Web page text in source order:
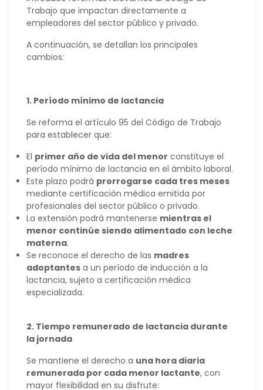
Trabajo que impactan directamente a
empleadores del sector público y privado.
A continuación, se detallan los principales
cambios:
1. Período mínimo de lactancia
Se reforma el artículo 95 del Código de Trabajo
para establecer que:
El primer año de vida del menor constituye el
período mínimo de lactancia en el ámbito laboral.
Este plazo podrá prorrogarse cada tres meses
mediante certificación médica emitida por
profesionales del sector público o privado.
La extensión podrá mantenerse mientras el
menor continúe siendo alimentado con leche
materna.
Se reconoce el derecho de las madres
adoptantes a un período de inducción a la
lactancia, sujeto a certificación médica
especializada.
2. Tiempo remunerado de lactancia durante
la jornada
Se mantiene el derecho a una hora diaria
remunerada por cada menor lactante, con
mayor flexibilidad en su disfrute: